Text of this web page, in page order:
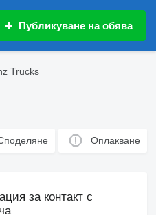
Публикуване на обява
Trucks
Оплакване
за контакт с